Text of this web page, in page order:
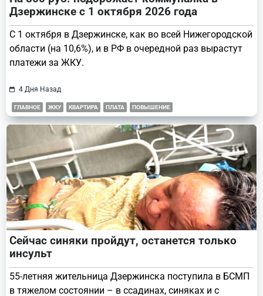
Дзержинске с 1 октября 2026 года
С 1 октября в Дзержинске, как во всей Нижегородской
области (на 10,6%), и в РФ в очередной раз вырастут
платежи за ЖКУ.
4 Дня Назад
ГЛАВНОЕ ЖКУ КВАРТИРА ПЛАТА ПОВЫШЕНИЕ
Сейчас синяки пройдут, останется только
инсульт
55-летняя жительница Дзержинска поступила в БСМП
в тяжелом состоянии – в ссадинах, синяках и с